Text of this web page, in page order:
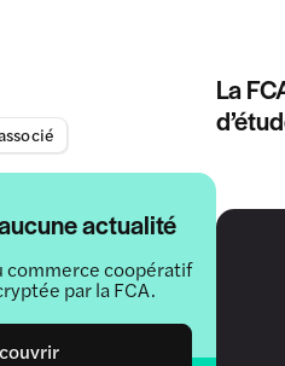
actualité
commerce coopératif
par la FCA.
La